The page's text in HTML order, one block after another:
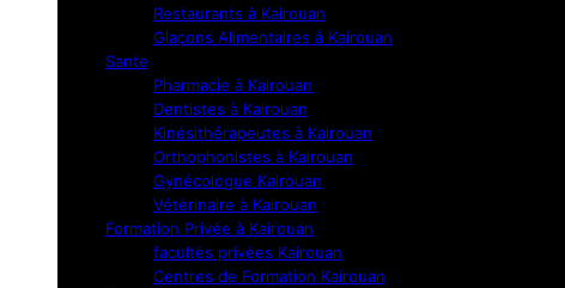
Restaurants à Kairouan
Glaçons Alimentaires à Kairouan
Sante
Pharmacie à Kairouan
Dentistes à Kairouan
Kinésithérapeutes à Kairouan
Orthophonistes à Kairouan
Gynécologue Kairouan
Vétérinaire à Kairouan
Formation Privée à Kairouan
facultés privées Kairouan
Centres de Formation Kairouan